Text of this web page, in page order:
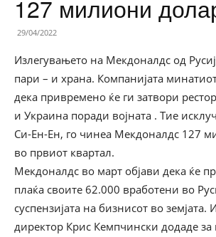
127 милиони
29/04/2022
Излегувањето на Мекдоналдс од
пари – и храна. Компанијата
дека привремено ќе ги затвори
и Украина поради војната . Тие
Си-Ен-Ен, го чинеа Мекдоналдс 127
во првиот квартал.
Мекдоналдс во март објави дека ќе
плаќа своите 62.000 вработени во
суспензијата на бизнисот во
директор Крис Кемпчински додаде за